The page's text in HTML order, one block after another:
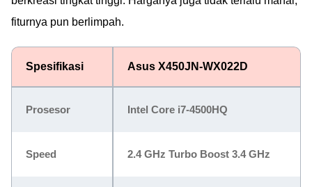
fiturnya pun berlimpah.
Spesifikasi Asus X450JN-WX022D
Prosesor Intel Core i7-4500HQ
Speed 2.4 GHz Turbo Boost 3.4 GHz